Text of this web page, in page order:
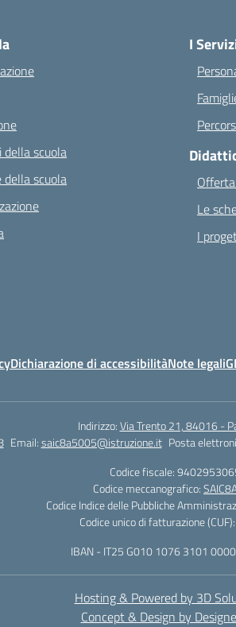
della scuola
della scuola
I
Le
I
Dichiarazione di accessibilitàNote legali
Indirizzo:Via Trento 21, 84016 -
Email:saic8a5005@istruzione.it Posta
Codice fiscale:
Codice meccanografico:
Codice Indice delle Pubbliche
Codice unico di fatturazione
IBAN - IT25 G010 1076 3101
Hosting & Powered by 3D
Concept & Design by